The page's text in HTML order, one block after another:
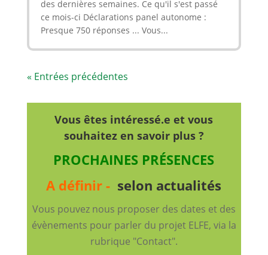
des dernières semaines. Ce qu'il s'est passé
ce mois-ci Déclarations panel autonome :
Presque 750 réponses ... Vous...
« Entrées précédentes
Vous êtes intéressé.e et vous
souhaitez en savoir plus ?
PROCHAINES PRÉSENCES
A définir - selon actualités
Vous pouvez nous proposer des dates et des
évènements pour parler du projet ELFE, via la
rubrique "Contact".